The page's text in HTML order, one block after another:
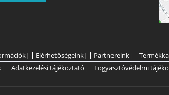
| Elérhetőségeink| Partnereink|
| Adatkezelési tájékoztató | Fogyasztóvédelmi